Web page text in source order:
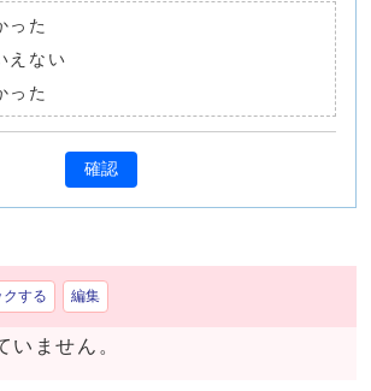
った
えない
った
確認
クする 編集
いません。